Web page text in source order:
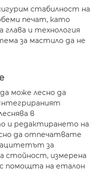
стабилност на
печат, като
и технология
за мастило да не
може лесно да
в
и редактирането на
да отпечатвате
за
стойност, измерена
помощта на еталон